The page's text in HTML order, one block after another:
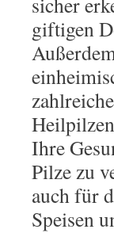
giftigen
Ihre
Pilze zu
auch für
Speisen